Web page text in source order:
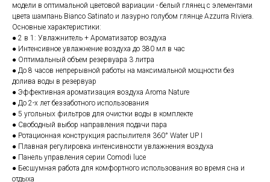
модели в оптимальной цветовой вариации - белый глянец с элементами
цвета шампань Bianco Satinato и лазурно голубом глянце Azzurra Riviera.
Основные характеристики:
● 2 в 1: Увлажнитель + Ароматизатор воздуха
● Интенсивное увлажнение воздуха до 380 мл в час
● Оптимальный объем резервуара 3 литра
● До 8 часов непрерывной работы на максимальной мощности без
долива воды в резервуар
● Эффективная ароматизация воздуха Aroma Nature
● До 2-х лет беззаботного использования
● 5 угольных фильтров для очистки воды в комплекте
● Свободный выбор направления подачи пара
● Ротационная конструкция распылителя 360° Water UP I
● Плавная регулировка интенсивности увлажнения воздуха
● Панель управления серии Comodi luce
● Бесшумная работа для комфортного использования во время сна и
отдыха